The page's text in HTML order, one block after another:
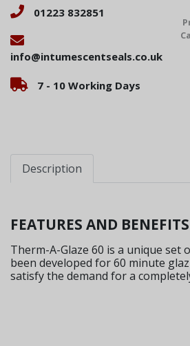
01223 832851
info@intumescentseals.co.uk
7 - 10 Working Days
Description
FEATURES AND BENEFITS
Therm-A-Glaze 60 is a unique set
been developed for 60 minute
satisfy the demand for a